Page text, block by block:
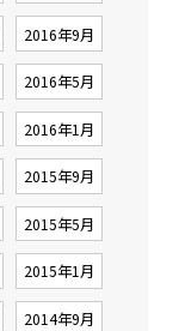
2016年9月
2016年5月
2016年1月
2015年9月
2015年5月
2015年1月
2014年9月